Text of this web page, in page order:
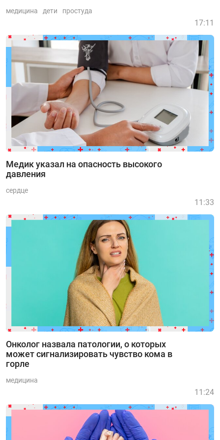
медицина дети простуда
Медик указал на опасность высокого
давления
17:11
сердце
Онколог назвала патологии, о которых
может сигнализировать чувство кома в
горле
11:33
медицина
11:24